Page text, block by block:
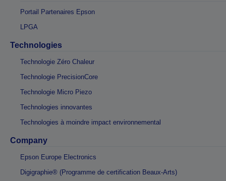
Portail Partenaires Epson
LPGA
Technologies
Technologie Zéro Chaleur
Technologie PrecisionCore
Technologie Micro Piezo
Technologies innovantes
Technologies à moindre impact environnemental
Company
Epson Europe Electronics
Digigraphie® (Programme de certification Beaux-Arts)